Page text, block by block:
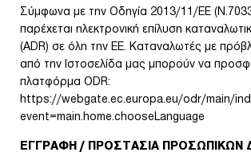
Σύμφωνα με την Οδηγία 2013/11/ΕΕ
παρέχεται ηλεκτρονική επίλυση
(ADR) σε όλη την ΕΕ. Καταναλωτές με
από την Ιστοσελίδα μας μπορούν να
πλατφόρμα ODR:
https://webgate.ec.europa.eu/odr/main/
event=main.home.chooseLanguage
ΕΓΓΡΑΦΗ / ΠΡΟΣΤΑΣΙΑ ΠΡΟΣΩΠΙΚΩΝ